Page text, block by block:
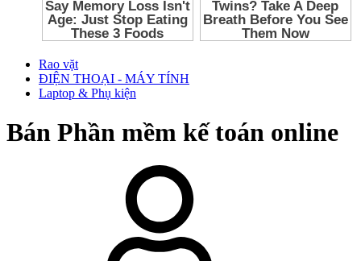
Rao vặt
ĐIỆN THOẠI - MÁY TÍNH
Laptop & Phụ kiện
Bán Phần mềm kế toán online